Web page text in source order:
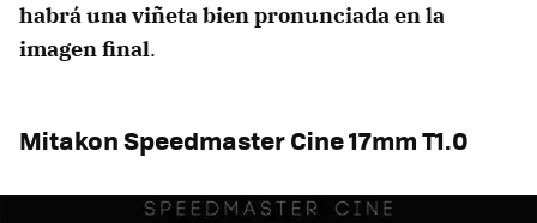
habrá una viñeta bien pronunciada en la
imagen final.
Mitakon Speedmaster Cine 17mm T1.0